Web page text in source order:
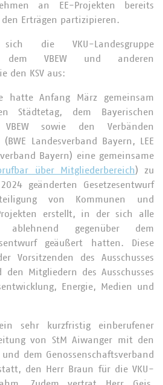
an EE-Projekten bereits
Erträgen partizipieren.
die VKU-Landesgruppe
dem VBEW und anderen
den KSV aus:
hatte Anfang März gemeinsam
Städtetag, dem Bayerischen
sowie den Verbänden
Landesverband Bayern, LEE
Bayern) eine gemeinsame
über Mitgliederbereich) zu
geänderten Gesetzesentwurf
von Kommunen und
erstellt, in der sich alle
ablehnend gegenüber dem
geäußert hatten. Diese
Vorsitzenden des Ausschusses
den Mitgliedern des Ausschusses
Energie, Medien und
sehr kurzfristig einberufener
von StM Aiwanger mit den
dem Genossenschaftsverband
den Herr Braun für die VKU-